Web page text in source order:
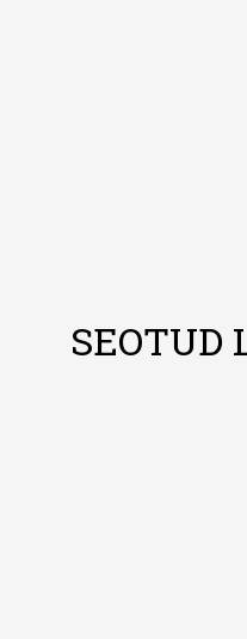
SEOTUD